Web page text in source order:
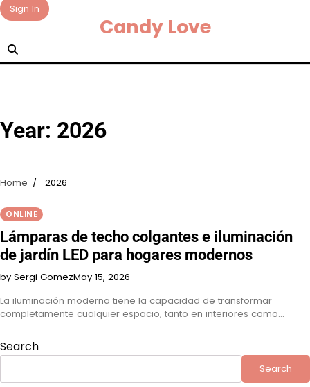
Skip
to
content
Sign In
Candy Love
Year: 2026
Home 2026
ONLINE
Lámparas de techo colgantes e iluminación
de jardín LED para hogares modernos
by Sergi GomezMay 15, 2026
La iluminación moderna tiene la capacidad de transformar
completamente cualquier espacio, tanto en interiores como…
Search
Search